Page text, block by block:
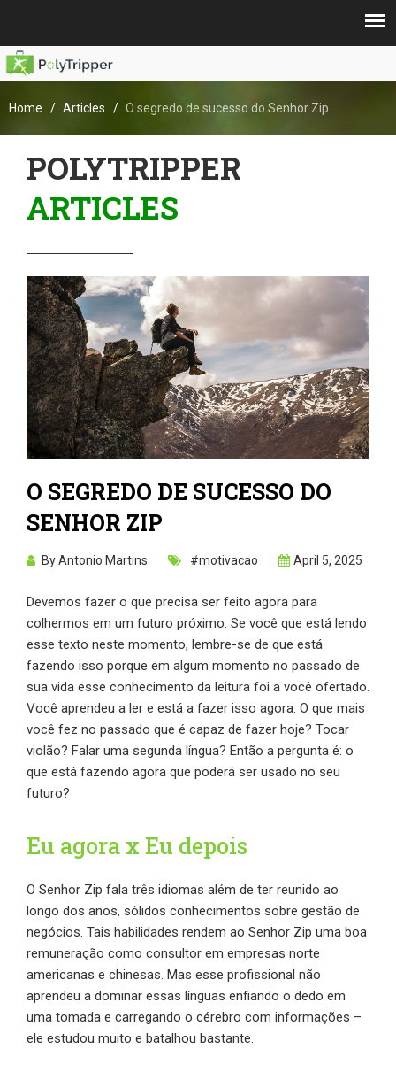
Home Articles O segredo de sucesso do Senhor Zip
POLYTRIPPER
ARTICLES
O SEGREDO DE SUCESSO DO
SENHOR ZIP
ByAntonio Martins #motivacao April 5, 2025
Devemos fazer o que precisa ser feito agora para
colhermos em um futuro próximo. Se você que está lendo
esse texto neste momento, lembre-se de que está
fazendo isso porque em algum momento no passado de
sua vida esse conhecimento da leitura foi a você ofertado.
Você aprendeu a ler e está a fazer isso agora. O que mais
você fez no passado que é capaz de fazer hoje? Tocar
violão? Falar uma segunda língua? Então a pergunta é: o
que está fazendo agora que poderá ser usado no seu
futuro?
Eu agora x Eu depois
O Senhor Zip fala três idiomas além de ter reunido ao
longo dos anos, sólidos conhecimentos sobre gestão de
negócios. Tais habilidades rendem ao Senhor Zip uma boa
remuneração como consultor em empresas norte
americanas e chinesas. Mas esse profissional não
aprendeu a dominar essas línguas enfiando o dedo em
uma tomada e carregando o cérebro com informações –
ele estudou muito e batalhou bastante.